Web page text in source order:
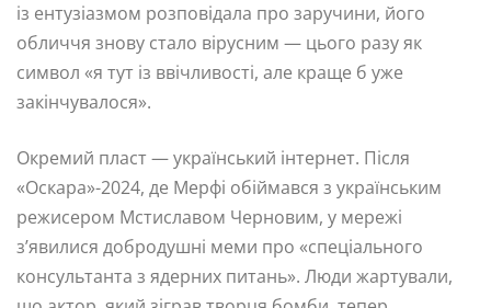
із ентузіазмом розповідала про заручини, його
обличчя знову стало вірусним — цього разу як
символ «я тут із ввічливості, але краще б уже
закінчувалося».
Окремий пласт — український інтернет. Після
«Оскара»-2024, де Мерфі обіймався з українським
режисером Мстиславом Черновим, у мережі
з’явилися добродушні меми про «спеціального
консультанта з ядерних питань». Люди жартували,